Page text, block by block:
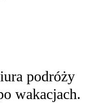
podróży
wakacjach.